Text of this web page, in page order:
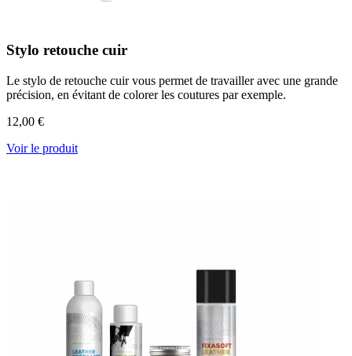
Stylo retouche cuir
Le stylo de retouche cuir vous permet de travailler avec une grande
précision, en évitant de colorer les coutures par exemple.
12,00 €
Voir le produit